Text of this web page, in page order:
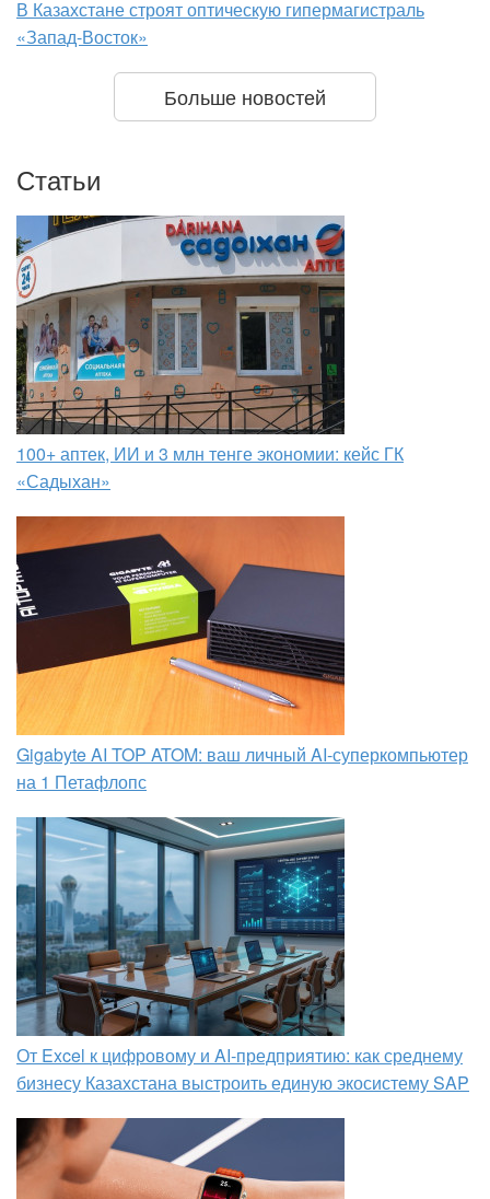
В Казахстане строят оптическую гипермагистраль
«Запад-Восток»
Больше новостей
Статьи
100+ аптек, ИИ и 3 млн тенге экономии: кейс ГК
«Садыхан»
Gigabyte AI TOP ATOM: ваш личный AI-суперкомпьютер
на 1 Петафлопс
От Excel к цифровому и AI‑предприятию: как среднему
бизнесу Казахстана выстроить единую экосистему SAP